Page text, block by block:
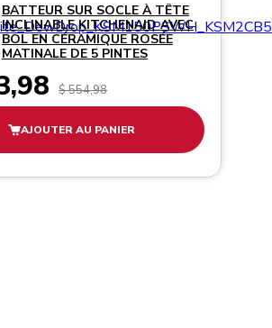
BATTEUR SUR SOCLE À TÊTE
INCLINABLE KITCHENAID AVEC
BOL EN CÉRAMIQUE ROSÉE
MATINALE DE 5 PINTES
$ 554,98
AJOUTER AU PANIER